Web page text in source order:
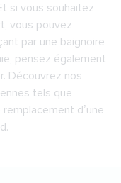
si vous souhaitez
vous pouvez
par une baignoire
pensez également
Découvrez nos
tels que
d’une